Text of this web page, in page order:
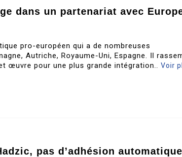
dans un partenariat avec
pro-européen qui a de nombreuses
Autriche, Royaume-Uni, Espagne. Il
œuvre pour une plus grande intégration.. Voir
pas d’adhésion